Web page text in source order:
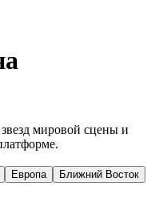
мировой сцены и
Европа
Ближний Восток